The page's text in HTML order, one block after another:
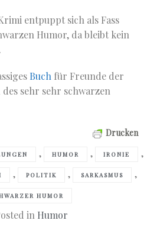
entpuppt sich als Fass
Humor, da bleibt kein
Buch für Freunde der
sehr sehr schwarzen
Drucken
, HUMOR , IRONIE ,
, POLITIK , SARKASMUS ,
HUMOR
in Humor